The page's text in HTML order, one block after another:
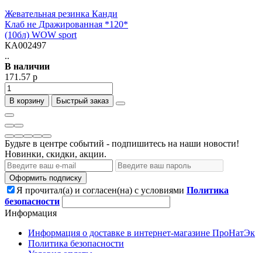
Жевательная резинка Канди
Клаб не Дражированная *120*
(10бл) WOW sport
КА002497
..
В наличии
171.57 р
В корзину Быстрый заказ
Будьте в центре событий - подпишитесь на наши новости!
Новинки, скидки, акции.
Оформить подписку
Я прочитал(а) и согласен(на) с условиями Политика
безопасности
Информация
Информация о доставке в интернет-магазине ПроНатЭк
Политика безопасности